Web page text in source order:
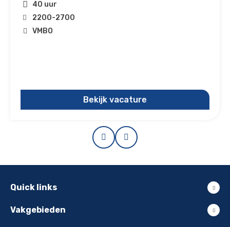
40 uur
2200-2700
VMBO
Bekijk vacature
Prev Next
Quick links
Vakgebieden